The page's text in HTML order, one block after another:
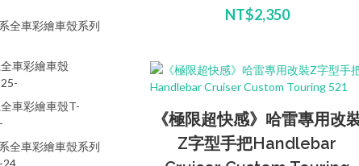
NT$2,350
《極限超快感》哈雷專用改
Z字型手把Handlebar
全車彩繪車殼系列
車彩繪車殼
車彩繪車殼T-
全車彩繪車殼系列
24